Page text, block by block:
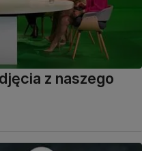
z naszego